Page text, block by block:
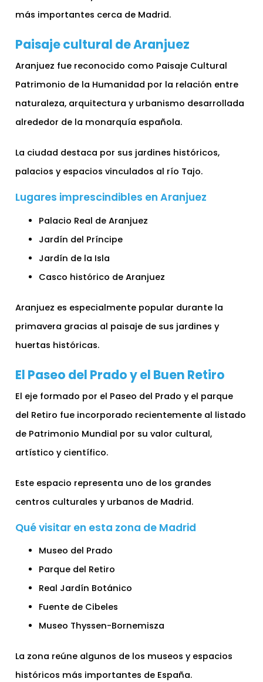
más importantes cerca de Madrid.
Paisaje cultural de Aranjuez
Aranjuez fue reconocido como Paisaje Cultural
Patrimonio de la Humanidad por la relación entre
naturaleza, arquitectura y urbanismo desarrollada
alrededor de la monarquía española.
La ciudad destaca por sus jardines históricos,
palacios y espacios vinculados al río Tajo.
Lugares imprescindibles en Aranjuez
Palacio Real de Aranjuez
Jardín del Príncipe
Jardín de la Isla
Casco histórico de Aranjuez
Aranjuez es especialmente popular durante la
primavera gracias al paisaje de sus jardines y
huertas históricas.
El Paseo del Prado y el Buen Retiro
El eje formado por el Paseo del Prado y el parque
del Retiro fue incorporado recientemente al listado
de Patrimonio Mundial por su valor cultural,
artístico y científico.
Este espacio representa uno de los grandes
centros culturales y urbanos de Madrid.
Qué visitar en esta zona de Madrid
Museo del Prado
Parque del Retiro
Real Jardín Botánico
Fuente de Cibeles
Museo Thyssen-Bornemisza
La zona reúne algunos de los museos y espacios
históricos más importantes de España.